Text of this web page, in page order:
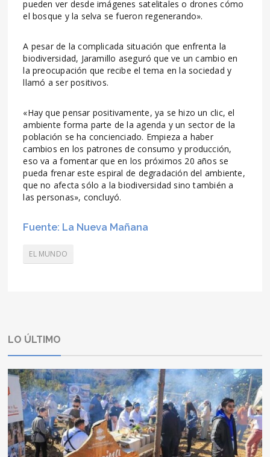
pueden ver desde imágenes satelitales o drones cómo
el bosque y la selva se fueron regenerando».
A pesar de la complicada situación que enfrenta la
biodiversidad, Jaramillo aseguró que ve un cambio en
la preocupación que recibe el tema en la sociedad y
llamó a ser positivos.
«Hay que pensar positivamente, ya se hizo un clic, el
ambiente forma parte de la agenda y un sector de la
población se ha concienciado. Empieza a haber
cambios en los patrones de consumo y producción,
eso va a fomentar que en los próximos 20 años se
pueda frenar este espiral de degradación del ambiente,
que no afecta sólo a la biodiversidad sino también a
las personas», concluyó.
Fuente: La Nueva Mañana
EL MUNDO
LO ÚLTIMO